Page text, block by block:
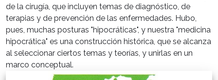
de la cirugía, que incluyen temas de diagnóstico, de
terapias y de prevención de las enfermedades. Hubo,
pues, muchas posturas "hipocráticas", y nuestra "medicina
hipocrática" es una construcción histórica, que se alcanza
al seleccionar ciertos temas y teorías, y unirlas en un
marco conceptual.